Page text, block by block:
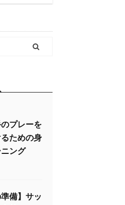
プレーを
ための身
ング
準備】サッ